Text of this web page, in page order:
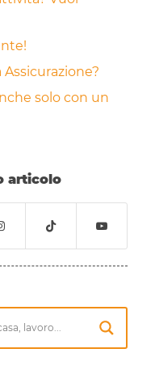
solo con un
articolo